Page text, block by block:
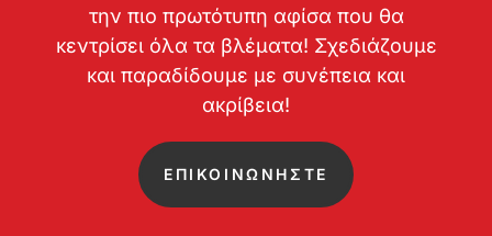
την πιο πρωτότυπη αφίσα που θα
κεντρίσει όλα τα βλέματα! Σχεδιάζουμε
και παραδίδουμε με συνέπεια και
ακρίβεια!
ΕΠΙΚΟΙΝΩΝΗΣΤΕ